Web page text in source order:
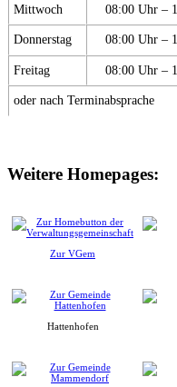
Mittwoch 08:00 Uhr –
Donnerstag 08:00 Uhr –
Freitag 08:00 Uhr –
oder nach Terminabsprache
Weitere Homepages:
Zur VGem
Hattenhofen